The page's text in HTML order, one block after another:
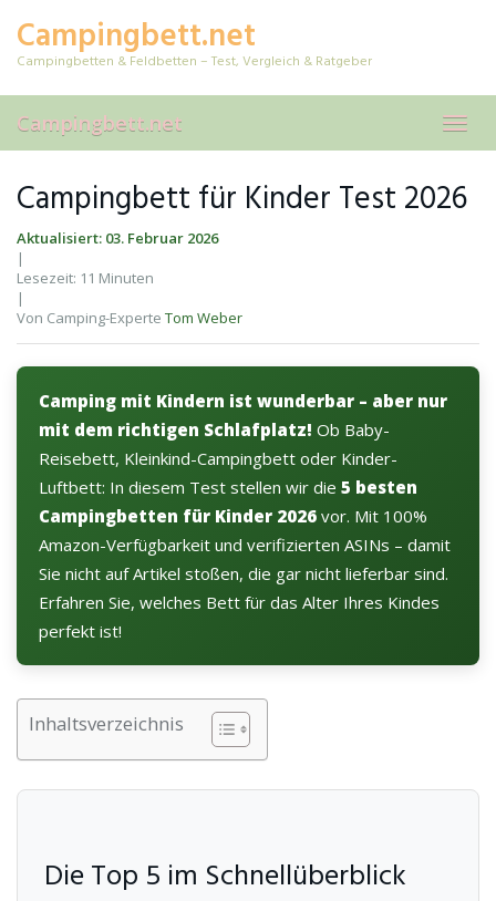
mainCampingbett.net
Campingbetten & Feldbetten – Test, Vergleich & Ratgeber
Campingbett.net
Campingbett für Kinder Test 2026
Aktualisiert: 03. Februar 2026
|
Lesezeit: 11 Minuten
|
Von Camping-Experte Tom Weber
Camping mit Kindern ist wunderbar – aber nur
mit dem richtigen Schlafplatz! Ob Baby-
Reisebett, Kleinkind-Campingbett oder Kinder-
Luftbett: In diesem Test stellen wir die 5 besten
Campingbetten für Kinder 2026 vor. Mit 100%
Amazon-Verfügbarkeit und verifizierten ASINs – damit
Sie nicht auf Artikel stoßen, die gar nicht lieferbar sind.
Erfahren Sie, welches Bett für das Alter Ihres Kindes
perfekt ist!
Inhaltsverzeichnis
Die Top 5 im Schnellüberblick